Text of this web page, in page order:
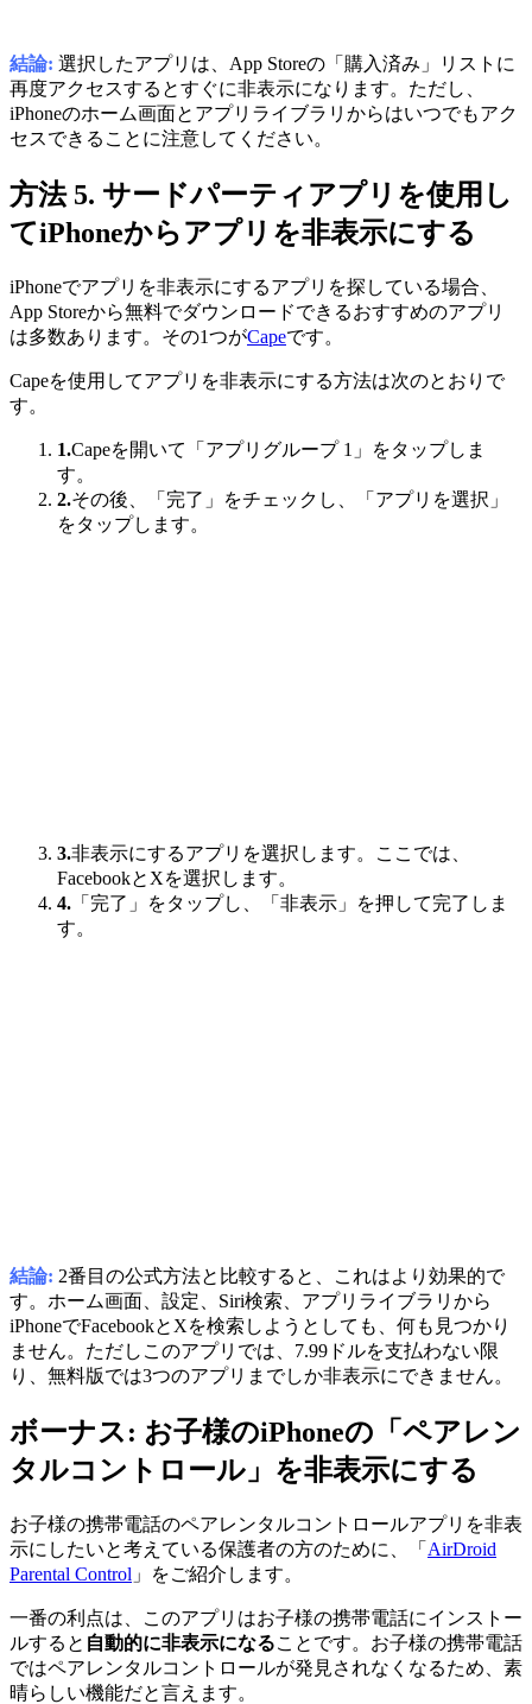
結論: 選択したアプリは、App Storeの「購入済み」リストに
再度アクセスするとすぐに非表示になります。ただし、
iPhoneのホーム画面とアプリライブラリからはいつでもアク
セスできることに注意してください。
方法 5. サードパーティアプリを使用し
てiPhoneからアプリを非表示にする
iPhoneでアプリを非表示にするアプリを探している場合、
App Storeから無料でダウンロードできるおすすめのアプリ
は多数あります。その1つがCapeです。
Capeを使用してアプリを非表示にする方法は次のとおりで
す。
1.Capeを開いて「アプリグループ 1」をタップしま
す。
2.その後、「完了」をチェックし、「アプリを選択」
をタップします。
3.非表示にするアプリを選択します。ここでは、
FacebookとXを選択します。
4. 「完了」をタップし、「非表示」を押して完了しま
す。
結論: 2番目の公式方法と比較すると、これはより効果的で
す。ホーム画面、設定、Siri検索、アプリライブラリから
iPhoneでFacebookとXを検索しようとしても、何も見つかり
ません。ただしこのアプリでは、7.99ドルを支払わない限
り、無料版では3つのアプリまでしか非表示にできません。
ボーナス: お子様のiPhoneの「ペアレン
タルコントロール」を非表示にする
お子様の携帯電話のペアレンタルコントロールアプリを非表
示にしたいと考えている保護者の方のために、「 AirDroid
Parental Control 」をご紹介します。
一番の利点は、このアプリはお子様の携帯電話にインストー
ルすると 自動的に非表示になることです。お子様の携帯電話
ではペアレンタルコントロールが発見されなくなるため、素
晴らしい機能だと言えます。